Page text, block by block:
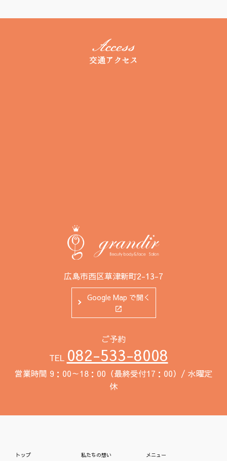
交通アクセス
広島市西区草津新町2-13-7
Google Map で開く
ご予約
TEL 082-533-8008
営業時間 9：00～18：00（最終受付17：00）/ 水曜定
休
トップ 私たちの想い メニュー